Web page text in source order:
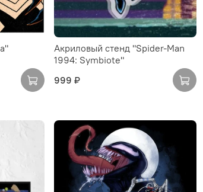
Акриловый стенд "Spider-Man
1994: Symbiote"
999 ₽